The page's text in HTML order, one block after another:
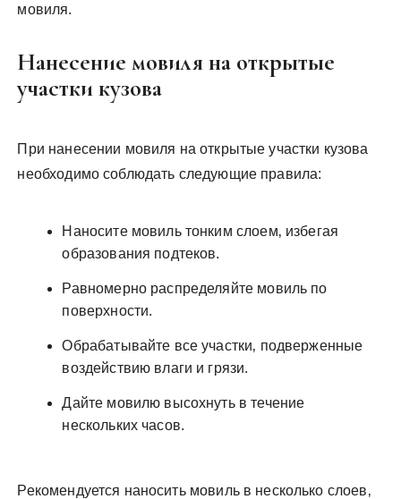
мовиля.
Нанесение мовиля на открытые
участки кузова
При нанесении мовиля на открытые участки кузова
необходимо соблюдать следующие правила:
Наносите мовиль тонким слоем‚ избегая
образования подтеков.
Равномерно распределяйте мовиль по
поверхности.
Обрабатывайте все участки‚ подверженные
воздействию влаги и грязи.
Дайте мовилю высохнуть в течение
нескольких часов.
Рекомендуется наносить мовиль в несколько слоев‚